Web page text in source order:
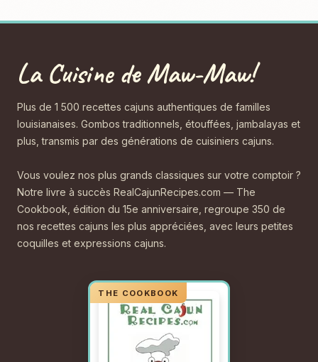
La Cuisine de Maw-Maw!
Plus de 1 500 recettes cajuns authentiques de familles
louisianaises. Gombos traditionnels, étouffées, jambalayas et
plus, transmis par des générations de cuisiniers cajuns.
Vous voulez nos plus grands classiques sur votre comptoir ?
Notre livre à succès RealCajunRecipes.com — The
Cookbook, édition du 15e anniversaire, regroupe 350 de
nos recettes cajuns les plus appréciées, avec leurs petites
coquilles et expressions cajuns.